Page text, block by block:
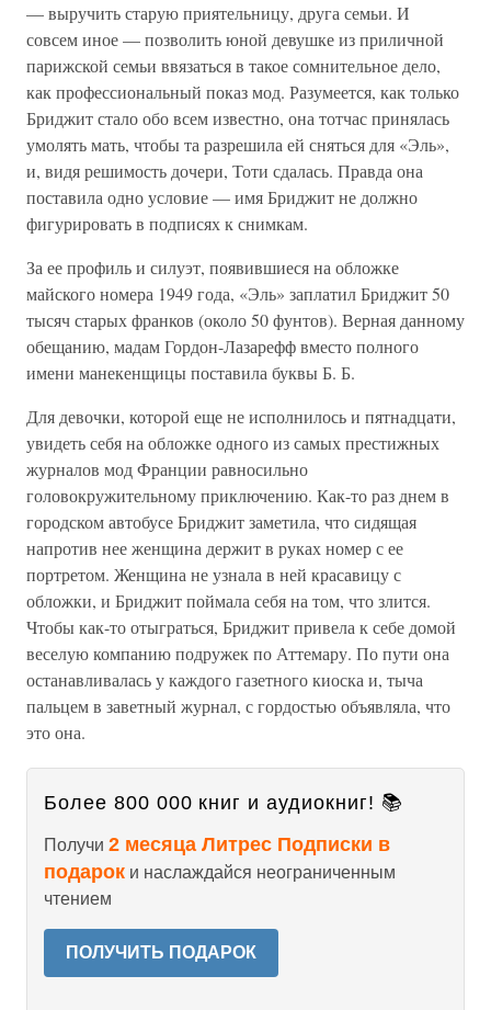
— выручить старую приятельницу, друга семьи. И
совсем иное — позволить юной девушке из приличной
парижской семьи ввязаться в такое сомнительное дело,
как профессиональный показ мод. Разумеется, как только
Бриджит стало обо всем известно, она тотчас принялась
умолять мать, чтобы та разрешила ей сняться для «Эль»,
и, видя решимость дочери, Тоти сдалась. Правда она
поставила одно условие — имя Бриджит не должно
фигурировать в подписях к снимкам.
За ее профиль и силуэт, появившиеся на обложке
майского номера 1949 года, «Эль» заплатил Бриджит 50
тысяч старых франков (около 50 фунтов). Верная данному
обещанию, мадам Гордон-Лазарефф вместо полного
имени манекенщицы поставила буквы Б. Б.
Для девочки, которой еще не исполнилось и пятнадцати,
увидеть себя на обложке одного из самых престижных
журналов мод Франции равносильно
головокружительному приключению. Как-то раз днем в
городском автобусе Бриджит заметила, что сидящая
напротив нее женщина держит в руках номер с ее
портретом. Женщина не узнала в ней красавицу с
обложки, и Бриджит поймала себя на том, что злится.
Чтобы как-то отыграться, Бриджит привела к себе домой
веселую компанию подружек по Аттемару. По пути она
останавливалась у каждого газетного киоска и, тыча
пальцем в заветный журнал, с гордостью объявляла, что
это она.
Более 800 000 книг и аудиокниг! 📚
Получи 2 месяца Литрес Подписки в
подарок и наслаждайся неограниченным
чтением
ПОЛУЧИТЬ ПОДАРОК